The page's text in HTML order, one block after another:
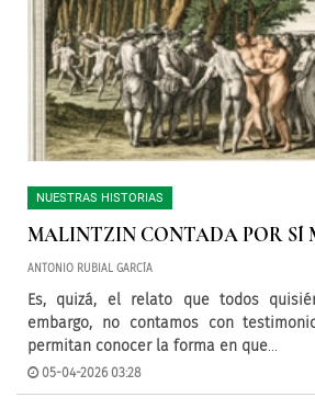
NUESTRAS HISTORIAS
MALINTZIN CONTADA POR SÍ
ANTONIO RUBIAL GARCÍA
Es, quizá, el relato que todos
embargo, no contamos con
permitan conocer la forma en que...
05-04-2026 03:28